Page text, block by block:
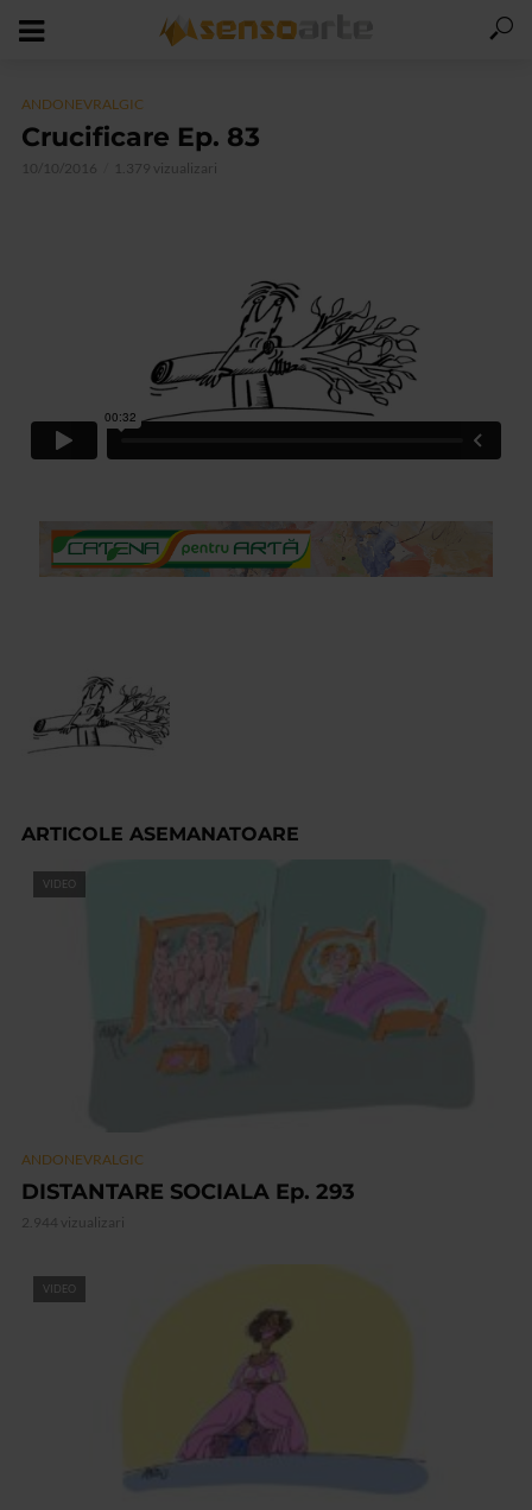
ANDONEVRALGIC
Crucificare Ep. 83
10/10/2016 1.379 vizualizari
ARTICOLE ASEMANATOARE
VIDEO
ANDONEVRALGIC
DISTANTARE SOCIALA Ep. 293
2.944 vizualizari
VIDEO